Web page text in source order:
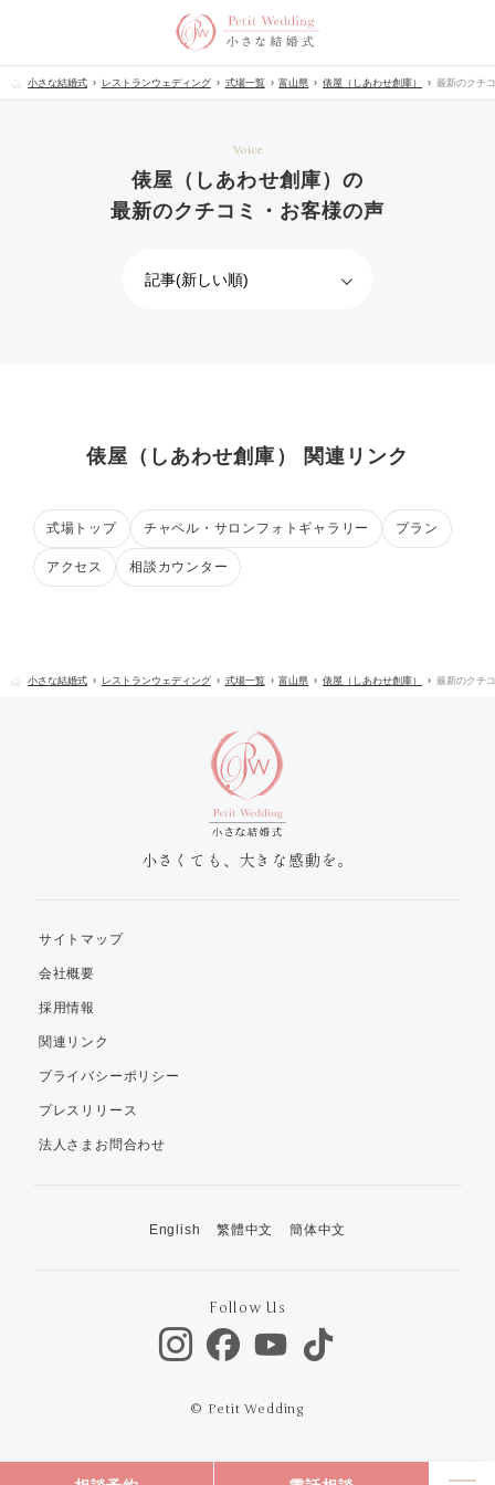
小さな結婚式 レストランウェディング 式場一覧 富山県 俵屋（しあわせ創庫） 最新のクチ
Voice
俵屋（しあわせ創庫）の
最新のクチコミ・お客様の声
俵屋（しあわせ創庫） 関連リンク
式場トップ チャペル・サロンフォトギャラリー プラン
アクセス 相談カウンター
小さな結婚式 レストランウェディング 式場一覧 富山県 俵屋（しあわせ創庫） 最新のクチ
小さくても、大きな感動を。
サイトマップ
会社概要
採用情報
関連リンク
プライバシーポリシー
プレスリリース
法人さまお問合わせ
English 繁體中文 簡体中文
Follow Us
© Petit Wedding